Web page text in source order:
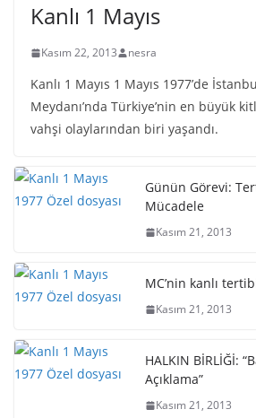
Kanlı 1 Mayıs
Kasım 22, 2013 nesra
Kanlı 1 Mayıs 1 Mayıs 1977’de
Meydanı’nda Türkiye’nin en büyük
vahşi olaylarından biri yaşandı.
Günün Görevi:
Mücadele
Kasım 21, 2013
MC’nin kanlı
Kasım 21, 2013
HALKIN BİRLİĞİ:
Açıklama”
Kasım 21, 2013